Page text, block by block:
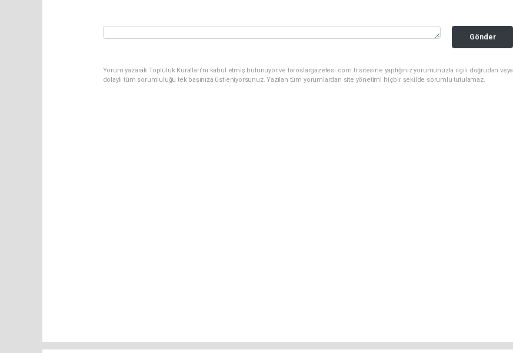
Gönder
Yorum yazarak Topluluk Kuralları’nı kabul etmiş bulunuyor ve toroslargazetesi.com.tr sitesine yaptığınız yorumunuzla ilgili doğrudan veya
dolaylı tüm sorumluluğu tek başınıza üstleniyorsunuz. Yazılan tüm yorumlardan site yönetimi hiçbir şekilde sorumlu tutulamaz.